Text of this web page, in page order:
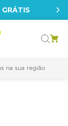
GRÁTIS